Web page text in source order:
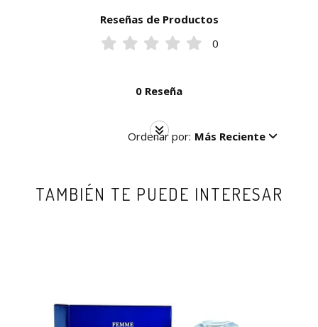
Reseñas de Productos
0
0 Reseña
Ordenar por: Más Reciente
TAMBIÉN TE PUEDE INTERESAR